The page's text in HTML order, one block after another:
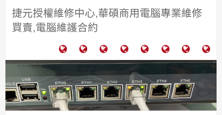
捷元授權維修中心,華碩商用電腦專業維修
買賣,電腦維護合約
腦
護
合
約
功
例
分
享
於
力
通
通
報
關
系
統
視
系
統
安
舍
網
路/
大
樓
中
料
件
區
團
法
台
中